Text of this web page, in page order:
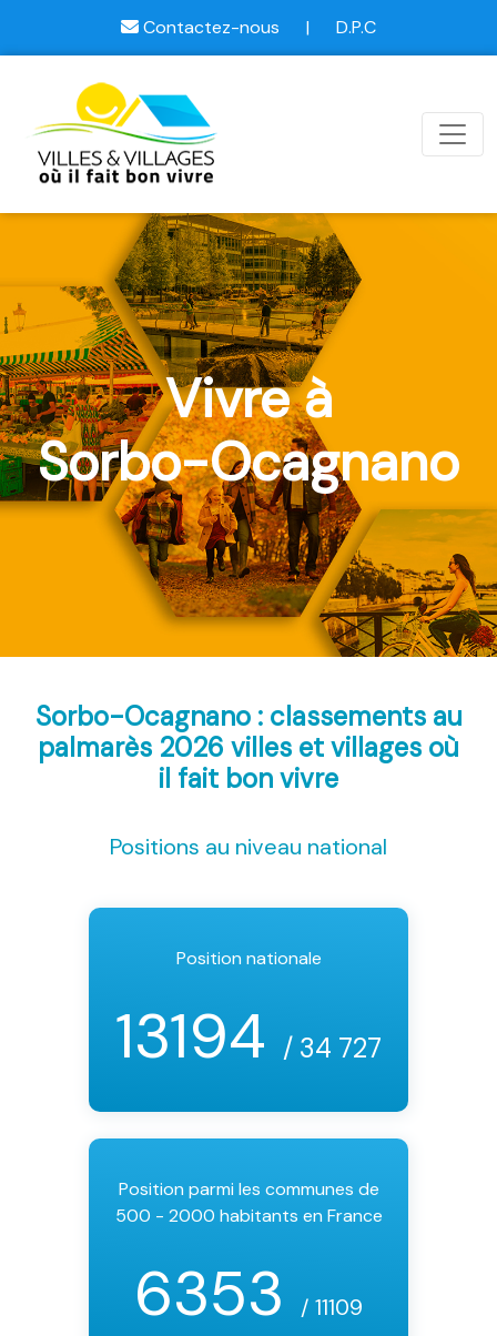
Contactez-nous | D.P.C
Vivre à
Sorbo-Ocagnano
Sorbo-Ocagnano : classements au
palmarès 2026 villes et villages où
il fait bon vivre
Positions au niveau national
Position nationale
13194 / 34 727
Position parmi les communes de
500 - 2000 habitants en France
6353 / 11109